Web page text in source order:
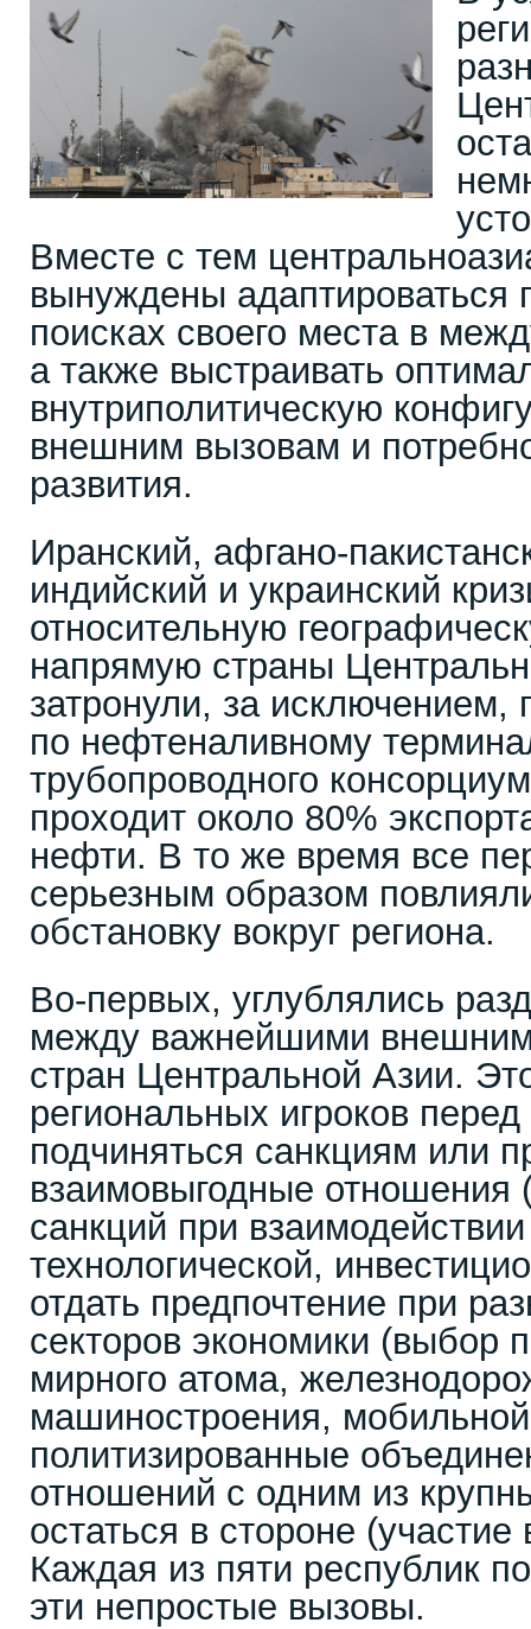
Вместе с тем
вынуждены адаптироваться
поисках своего места в
а также выстраивать
внутриполитическую
внешним вызовам и
развития.
Иранский, афгано-
индийский и украинский
относительную
напрямую страны
затронули, за
по нефтеналивному
трубопроводного
проходит около 80%
нефти. В то же время все
серьезным образом
обстановку вокруг региона.
Во-первых, углублялись
между важнейшими
стран Центральной Азии.
региональных игроков
подчиняться санкциям или
взаимовыгодные отношения
санкций при
технологической,
отдать предпочтение при
секторов экономики (выбор
мирного атома,
машиностроения, мобильной
политизированные
отношений с одним из
остаться в стороне
Каждая из пяти республик
эти непростые вызовы.